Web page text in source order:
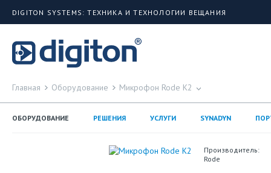
DIGITON SYSTEMS: ТЕХНИКА И ТЕХНОЛОГИИ ВЕЩАНИЯ
Главная Оборудование Микрофон Rode K2
ОБОРУДОВАНИЕ РЕШЕНИЯ УСЛУГИ SYNADYN
Производитель:
Rode